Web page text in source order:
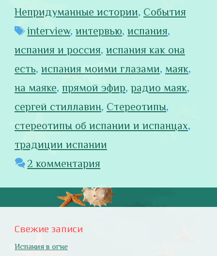
Непридуманные истории, События
Метки
interview,интервью,испания,
испания и россия, испания как она
есть, испания моими глазами, маяк,
на маяке, прямой эфир, радио маяк,
сергей стиллавин, Стереотипы,
стереотипы об испании и испанцах,
традиции испании
2 комментария
Свежие записи
Испания в огне